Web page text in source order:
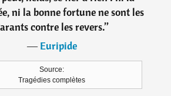
ni la bonne fortune ne sont les
contre les revers.”
―Euripide
Source:
Tragédies complètes